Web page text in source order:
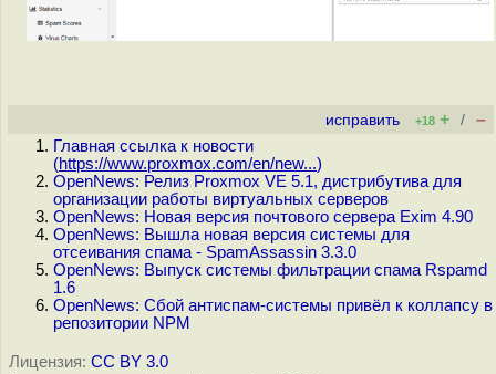
исправить +18 + / –
Главная ссылка к новости
(https://www.proxmox.com/en/new...)
OpenNews: Релиз Proxmox VE 5.1, дистрибутива для
организации работы виртуальных серверов
OpenNews: Новая версия почтового сервера Exim 4.90
OpenNews: Вышла новая версия системы для
отсеивания спама - SpamAssassin 3.3.0
OpenNews: Выпуск системы фильтрации спама Rspamd
1.6
OpenNews: Сбой антиспам-системы привёл к коллапсу в
репозитории NPM
Лицензия: CC BY 3.0